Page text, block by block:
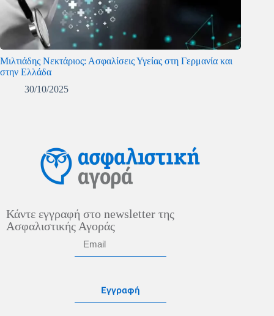
Μιλτιάδης Νεκτάριος: Ασφαλίσεις Υγείας στη Γερμανία και
στην Ελλάδα
30/10/2025
Κάντε εγγραφή στο newsletter της
Ασφαλιστικής Αγοράς
Εγγραφή